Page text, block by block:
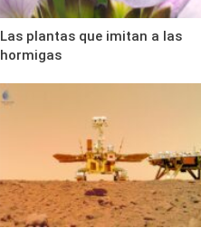
Las plantas que imitan a las
hormigas